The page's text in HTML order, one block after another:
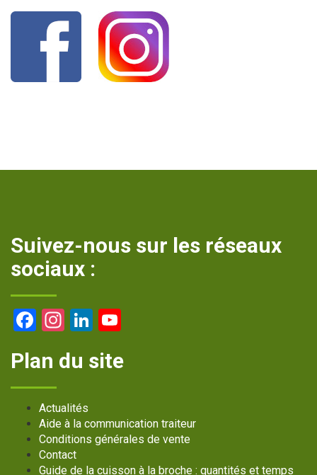
Suivez-nous sur les réseaux
sociaux :
Facebook
Instagram
LinkedIn
Plan du site
Actualités
Aide à la communication traiteur
Conditions générales de vente
Contact
Guide de la cuisson à la broche : quantités et temps